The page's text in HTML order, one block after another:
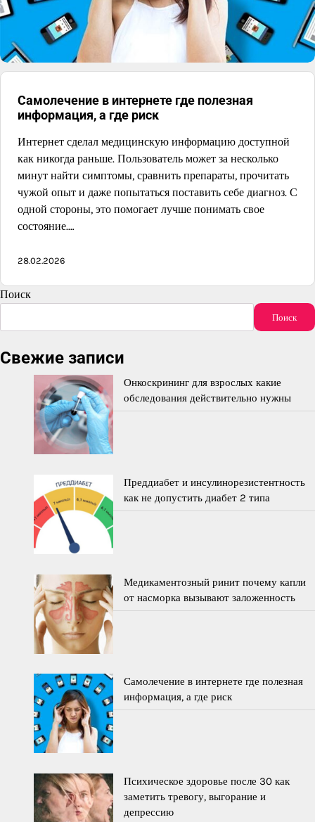
Самолечение в интернете где полезная
информация, а где риск
Интернет сделал медицинскую информацию доступной
как никогда раньше. Пользователь может за несколько
минут найти симптомы, сравнить препараты, прочитать
чужой опыт и даже попытаться поставить себе диагноз. С
одной стороны, это помогает лучше понимать свое
состояние.…
28.02.2026
Поиск
Поиск
Свежие записи
Онкоскрининг для взрослых какие
обследования действительно нужны
Преддиабет и инсулинорезистентность
как не допустить диабет 2 типа
Медикаментозный ринит почему капли
от насморка вызывают заложенность
Самолечение в интернете где полезная
информация, а где риск
Психическое здоровье после 30 как
заметить тревогу, выгорание и
депрессию